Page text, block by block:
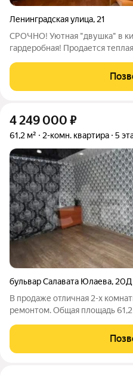
Ленинградская улица, 21
СРОЧНО! Уютная "двушка" в
гардеробная! Продается теплая, светлая квартира 51,4 м в
Раздельный санузел.
4 249 000 ₽
61,2 м² 2-комн. квартира 5
бульвар Салавата Юлаева, 20Д
В продаже отличная 2-х
ремонтом. Общая площадь
потолки,санузел выложен
межкомнатные двери. Хорошая